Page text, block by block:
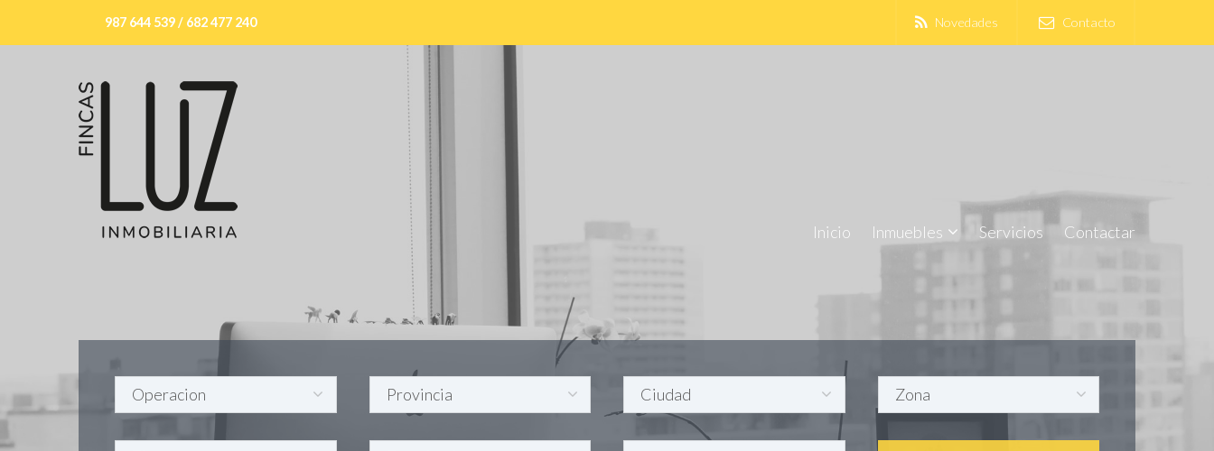
987 644 539 / 682 477 240 Novedades Contacto
Inicio Inmuebles Servicios Contactar